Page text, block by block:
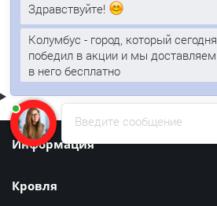
Информация
Кровля
Введите сообщение
Здравствуйте!
Колумбус - город, который сегодня
победил в акции и мы доставляем
в него бесплатно